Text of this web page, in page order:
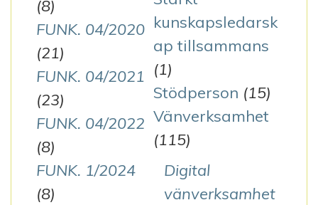
(8)
FUNK. 04/2020
(21)
FUNK. 04/2021
(23)
FUNK. 04/2022
(8)
FUNK. 1/2024
(8)
kunskapsledarsk
ap tillsammans
(1)
Stödperson (15)
Vänverksamhet
(115)
Digital
vänverksamhet